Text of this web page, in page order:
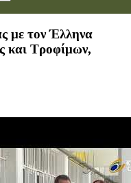
με τον Έλληνα
και Τροφίμων,